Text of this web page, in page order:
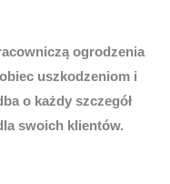
ogrodzenia
uszkodzeniom i
o każdy szczegół
swoich klientów.